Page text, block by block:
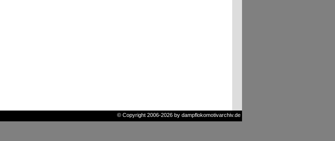
© Copyright 2006-2026 by dampflokomotivarchiv.de